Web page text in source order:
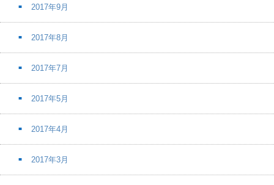
2017年9月
2017年8月
2017年7月
2017年5月
2017年4月
2017年3月